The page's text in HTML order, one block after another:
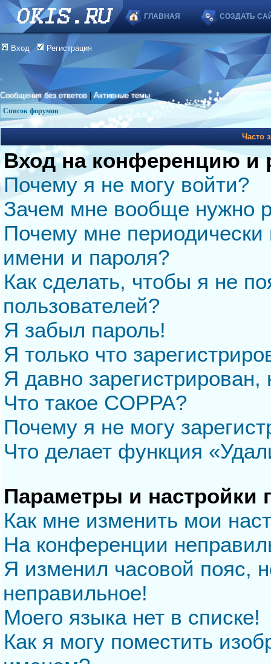
ГЛАВНАЯ СОЗДАТЬ
Вход Регистрация
Сообщения без ответов |Активные темы
Список форумов
Часто
Вход на конференцию и
Почему я не могу войти?
Зачем мне вообще нужно
Почему мне периодически
имени и пароля?
Как сделать, чтобы я не
пользователей?
Я забыл пароль!
Я только что
Я давно
Что такое COPPA?
Почему я не могу
Что делает функция
Параметры и настройки
Как мне изменить мои
На конференции
Я изменил часовой пояс,
неправильное!
Моего языка нет в списке!
Как я могу поместить